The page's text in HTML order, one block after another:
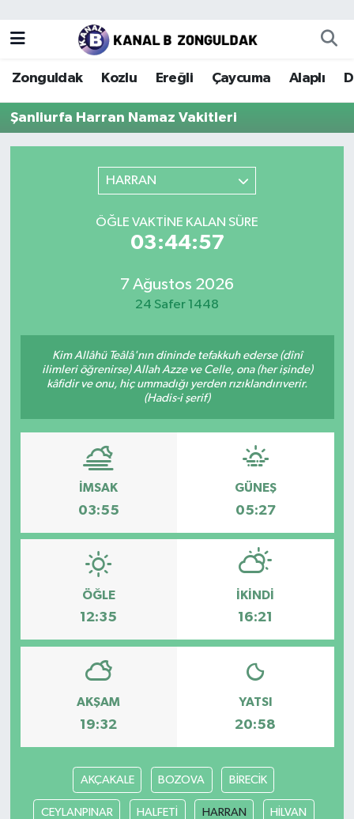
Zonguldak Kozlu Ereğli Çaycuma Alaplı
Şanliurfa Harran Namaz Vakitleri
HARRAN
ÖĞLE VAKTINE KALAN SÜRE
03:44:57
7 Ağustos 2026
24 Safer 1448
Kim Allâhü Teâlâ'nın dininde tefakkuh ederse (dînî
ilimleri öğrenirse) Allah Azze ve Celle, ona (her işinde)
kâfidir ve onu, hiç ummadığı yerden rızıklandırıverir.
(Hadis-i şerif)
İMSAK
03:55
GÜNEŞ
05:27
ÖĞLE
12:35
İKINDI
16:21
AKŞAM
19:32
YATSI
20:58
AKÇAKALE BOZOVA BİRECİK
CEYLANPINAR HALFETİ HARRAN HİLVAN
Zonguldak
Kozlu
Karabük
Spor
Ulusal
Zonguldak Nöbetçi Eczaneler
Zonguldak Hava Durumu
Puan Durumu ve Fikstür
Tüm Manşetler